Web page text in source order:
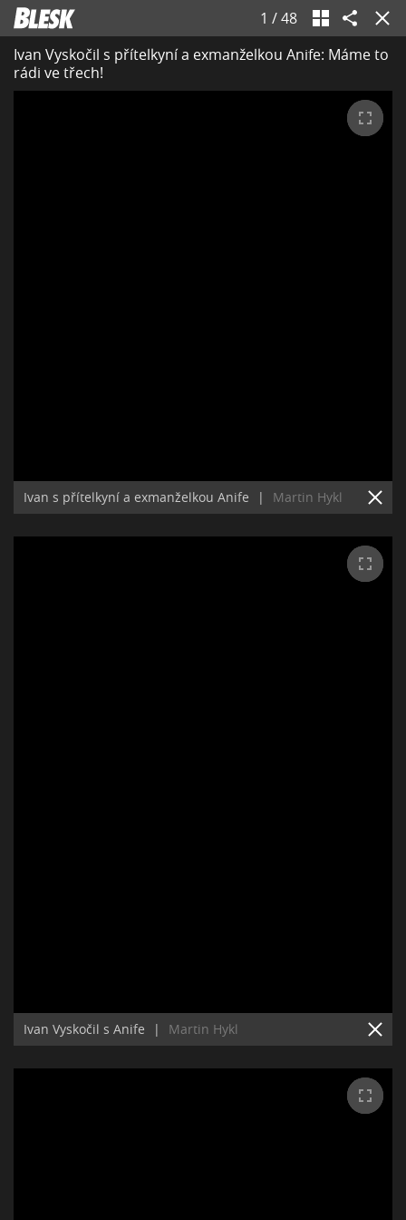
1 /48
Ivan Vyskočil s přítelkyní a exmanželkou Anife: Máme to
rádi ve třech!
Ivan s přítelkyní a exmanželkou Anife | Martin Hykl
Ivan Vyskočil s Anife | Martin Hykl